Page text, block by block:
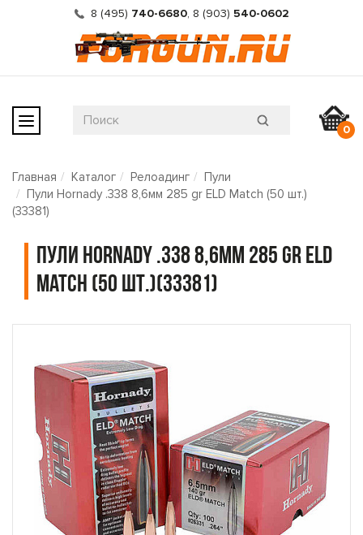
8 (495) 740-6680, 8 (903) 540-0602
0
Главная Каталог Релоадинг
Пули
Пули Hornady .338 8,6мм 285 gr ELD Match (50 шт.)
(33381)
Пули Hornady .338 8,6мм 285 gr ELD
Match (50 шт.)(33381)